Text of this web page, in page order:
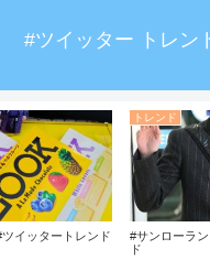
#ツイッター トレン
イッタートレンド
トレンド
#サンローラ
ド